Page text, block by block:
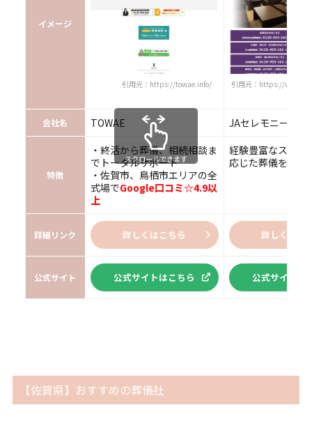
イメージ
引用元：https://towae.info/ 引用元：https://
会社名 TOWAE JAセレモニーさが
特徴
・終活から葬儀、相続相談ま
でトータルサポート
・佐賀市、鳥栖市エリアの全
式場でGoogle口コミ☆4.9以
上
経験豊富なスタッ
応じた葬儀を実現
詳細リンク 詳しくはこちら 詳しくはこ
公式サイト 公式サイトはこちら 公式サイトは
スクロールできます
【佐賀県】おすすめの葬儀社